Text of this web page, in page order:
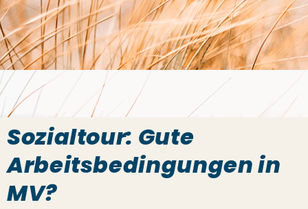
Sozialtour: Gute
Arbeitsbedingungen in
MV?